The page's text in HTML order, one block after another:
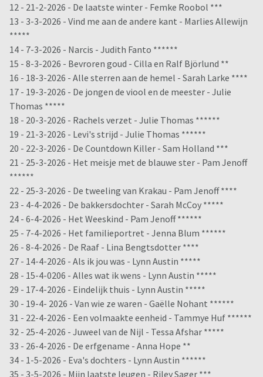
12 - 21-2-2026 - De laatste winter - Femke Roobol ***
13 - 3-3-2026 - Vind me aan de andere kant - Marlies Allewijn
*****
14 - 7-3-2026 - Narcis - Judith Fanto ******
15 - 8-3-2026 - Bevroren goud - Cilla en Ralf Björlund **
16 - 18-3-2026 - Alle sterren aan de hemel - Sarah Larke ****
17 - 19-3-2026 - De jongen de viool en de meester - Julie
Thomas *****
18 - 20-3-2026 - Rachels verzet - Julie Thomas ******
19 - 21-3-2026 - Levi's strijd - Julie Thomas ******
20 - 22-3-2026 - De Countdown Killer - Sam Holland ***
21 - 25-3-2026 - Het meisje met de blauwe ster - Pam Jenoff
******
22 - 25-3-2026 - De tweeling van Krakau - Pam Jenoff ****
23 - 4-4-2026 - De bakkersdochter - Sarah McCoy *****
24 - 6-4-2026 - Het Weeskind - Pam Jenoff ******
25 - 7-4-2026 - Het familieportret - Jenna Blum ******
26 - 8-4-2026 - De Raaf - Lina Bengtsdotter ****
27 - 14-4-2026 - Als ik jou was - Lynn Austin *****
28 - 15-4-0206 - Alles wat ik wens - Lynn Austin *****
29 - 17-4-2026 - Eindelijk thuis - Lynn Austin *****
30 - 19-4- 2026 - Van wie ze waren - Gaëlle Nohant ******
31 - 22-4-2026 - Een volmaakte eenheid - Tammye Huf ******
32 - 25-4-2026 - Juweel van de Nijl - Tessa Afshar *****
33 - 26-4-2026 - De erfgename - Anna Hope **
34 - 1-5-2026 - Eva's dochters - Lynn Austin ******
35 - 3-5-2026 - Mijn laatste leugen - Riley Sager ***